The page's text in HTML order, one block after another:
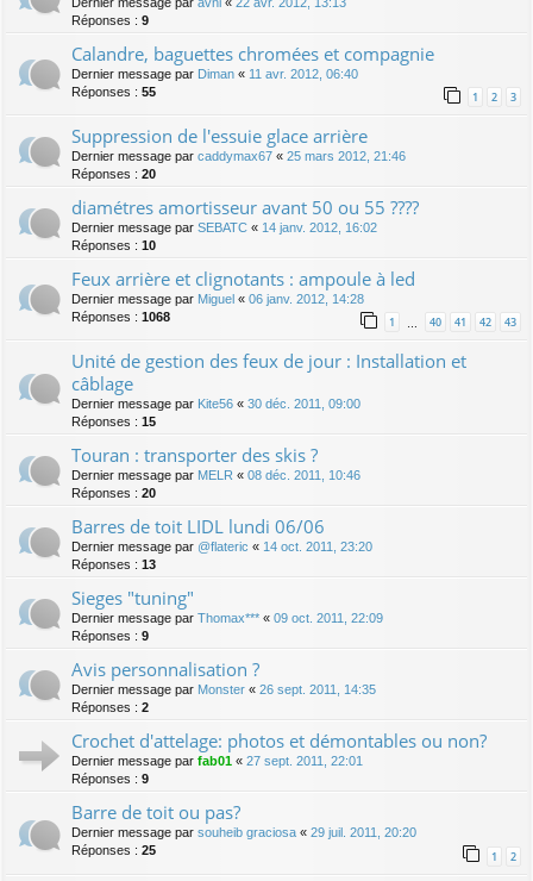
Réponses : 9
Calandre, baguettes chromées et compagnie
Dernier message par Diman « 11 avr. 2012, 06:40
Réponses : 55 1 2 3
Suppression de l'essuie glace arrière
Dernier message par caddymax67 « 25 mars 2012, 21:46
Réponses : 20
diamétres amortisseur avant 50 ou 55 ????
Dernier message par SEBATC « 14 janv. 2012, 16:02
Réponses : 10
Feux arrière et clignotants : ampoule à led
Dernier message par Miguel « 06 janv. 2012, 14:28
Réponses : 1068 1 … 40 41 42 43
Unité de gestion des feux de jour : Installation et
câblage
Dernier message par Kite56 « 30 déc. 2011, 09:00
Réponses : 15
Touran : transporter des skis ?
Dernier message par MELR « 08 déc. 2011, 10:46
Réponses : 20
Barres de toit LIDL lundi 06/06
Dernier message par @flateric « 14 oct. 2011, 23:20
Réponses : 13
Sieges "tuning"
Dernier message par Thomax*** « 09 oct. 2011, 22:09
Réponses : 9
Avis personnalisation ?
Dernier message par Monster « 26 sept. 2011, 14:35
Réponses : 2
Crochet d'attelage: photos et démontables ou non?
Dernier message par fab01 « 27 sept. 2011, 22:01
Réponses : 9
Barre de toit ou pas?
Dernier message par souheib graciosa « 29 juil. 2011, 20:20
Réponses : 25 1 2